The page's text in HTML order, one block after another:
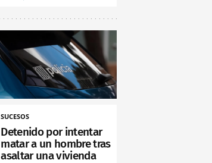
SUCESOS
Detenido por intentar
matar a un hombre tras
asaltar una vivienda